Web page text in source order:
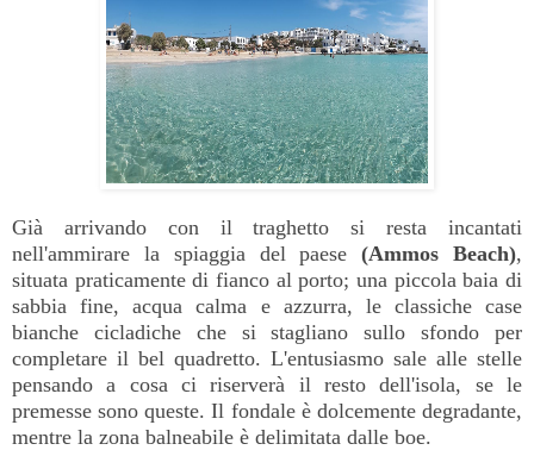
Già arrivando con il traghetto si resta incantati
nell'ammirare la spiaggia del paese(Ammos Beach),
situata praticamente di fianco al porto; una piccola baia di
sabbia fine, acqua calma e azzurra, le classiche case
bianche cicladiche che si stagliano sullo sfondo per
completare il bel quadretto. L'entusiasmo sale alle stelle
pensando a cosa ci riserverà il resto dell'isola, se le
premesse sono queste. Il fondale è dolcemente degradante,
mentre la zona balneabile è delimitata dalle boe.